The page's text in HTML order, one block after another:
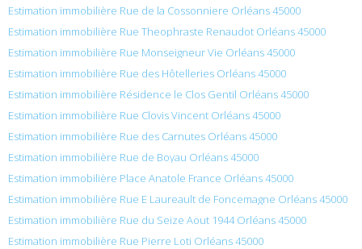
Estimation immobilière Rue de la Cossonniere Orléans 45000
Estimation immobilière Rue Theophraste Renaudot Orléans 45000
Estimation immobilière Rue Monseigneur Vie Orléans 45000
Estimation immobilière Rue des Hôtelleries Orléans 45000
Estimation immobilière Résidence le Clos Gentil Orléans 45000
Estimation immobilière Rue Clovis Vincent Orléans 45000
Estimation immobilière Rue des Carnutes Orléans 45000
Estimation immobilière Rue de Boyau Orléans 45000
Estimation immobilière Place Anatole France Orléans 45000
Estimation immobilière Rue E Laureault de Foncemagne Orléans 45000
Estimation immobilière Rue du Seize Aout 1944 Orléans 45000
Estimation immobilière Rue Pierre Loti Orléans 45000